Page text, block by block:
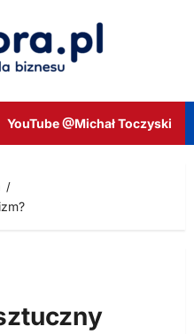
YouTube @Michał Toczyski